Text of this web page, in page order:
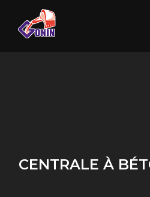
CENTRALE À